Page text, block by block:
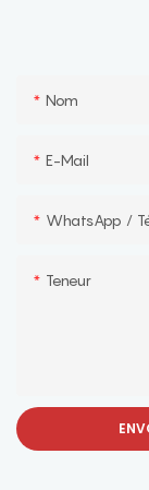
Nom
E-Mail
WhatsApp /
Teneur